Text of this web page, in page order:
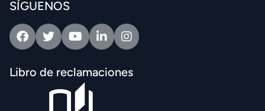
SÍGUENOS
FacebookTwitterYoutubeLinkedinIntagram
Libro de reclamaciones